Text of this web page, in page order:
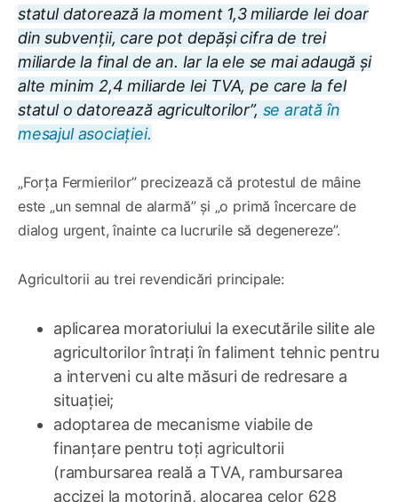
statul datorează la moment 1,3 miliarde lei doar
din subvenții, care pot depăși cifra de trei
miliarde la final de an. Iar la ele se mai adaugă și
alte minim 2,4 miliarde lei TVA, pe care la fel
statul o datorează agricultorilor”, se arată în
mesajul asociației.
„Forța Fermierilor” precizează că protestul de mâine
este „un semnal de alarmă” și „o primă încercare de
dialog urgent, înainte ca lucrurile să degenereze”.
Agricultorii au trei revendicări principale:
aplicarea moratoriului la executările silite ale
agricultorilor întrați în faliment tehnic pentru
a interveni cu alte măsuri de redresare a
situației;
adoptarea de mecanisme viabile de
finanțare pentru toți agricultorii
(rambursarea reală a TVA, rambursarea
accizei la motorină, alocarea celor 628